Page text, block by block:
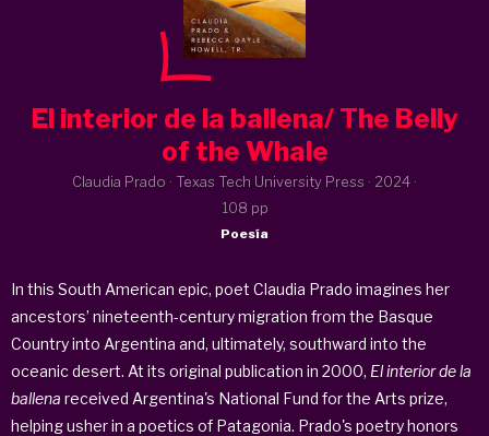
El interior de la ballena/ The Belly
of the Whale
Claudia Prado · Texas Tech University Press · 2024 ·
108 pp
Poesía
In this South American epic, poet Claudia Prado imagines her
ancestors’ nineteenth-century migration from the Basque
Country into Argentina and, ultimately, southward into the
oceanic desert. At its original publication in 2000, El interior de la
ballena received Argentina's National Fund for the Arts prize,
helping usher in a poetics of Patagonia. Prado's poetry honors